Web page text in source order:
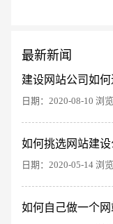
最新新闻
建设网站公司如
日期：2020-08-10 浏
如何挑选网站建
日期：2020-05-14 浏
如何自己做一个网